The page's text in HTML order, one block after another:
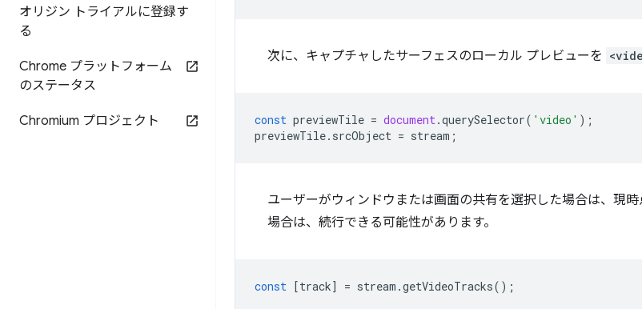
オリジン トライアルに登録す
る
Chrome プラットフォーム
のステータス
Chromium プロジェクト
次に、キャプチャしたサーフェスのローカル プレビューを
const previewTile = document .querySelector( 'video' );
previewTile. srcObject = stream ;
ユーザーがウィンドウまたは画面の共有を選択した場合は、現
場合は、続行できる可能性があります。
const [track] = stream .getVideoTracks();